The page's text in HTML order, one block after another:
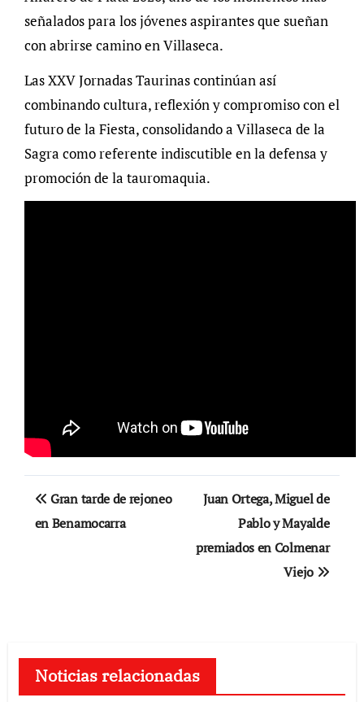
señalados para los jóvenes aspirantes que sueñan
con abrirse camino en Villaseca.
Las XXV Jornadas Taurinas continúan así
combinando cultura, reflexión y compromiso con el
futuro de la Fiesta, consolidando a Villaseca de la
Sagra como referente indiscutible en la defensa y
promoción de la tauromaquia.
Navegación
de
Gran tarde de rejoneo
en Benamocarra
Juan Ortega, Miguel de
Pablo y Mayalde
premiados en Colmenar
Viejo
Noticias relacionadas